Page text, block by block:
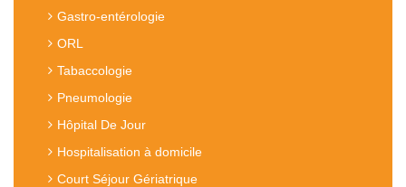
Gastro-entérologie
ORL
Tabaccologie
Pneumologie
Hôpital De Jour
Hospitalisation à domicile
Court Séjour Gériatrique